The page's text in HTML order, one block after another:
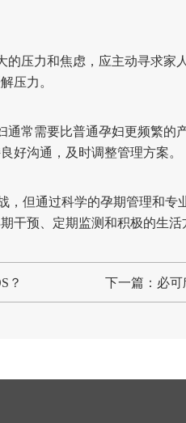
压力和焦虑，应主动寻求家
压力。
常需要比普通孕妇更频繁的
好沟通，及时调整管理方案。
但通过科学的孕期管理和专
干预、定期监测和积极的生活
？ 下一篇：必